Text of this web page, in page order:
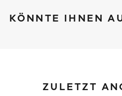
KÖNNTE IHNEN
ZULETZT